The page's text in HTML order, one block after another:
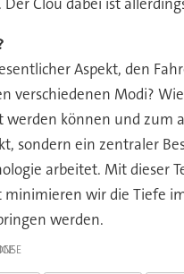
Aspekt, den
verschiedenen Modi?
können und zum
sondern ein zentraler
arbeitet. Mit dieser
wir die Tiefe
werden.